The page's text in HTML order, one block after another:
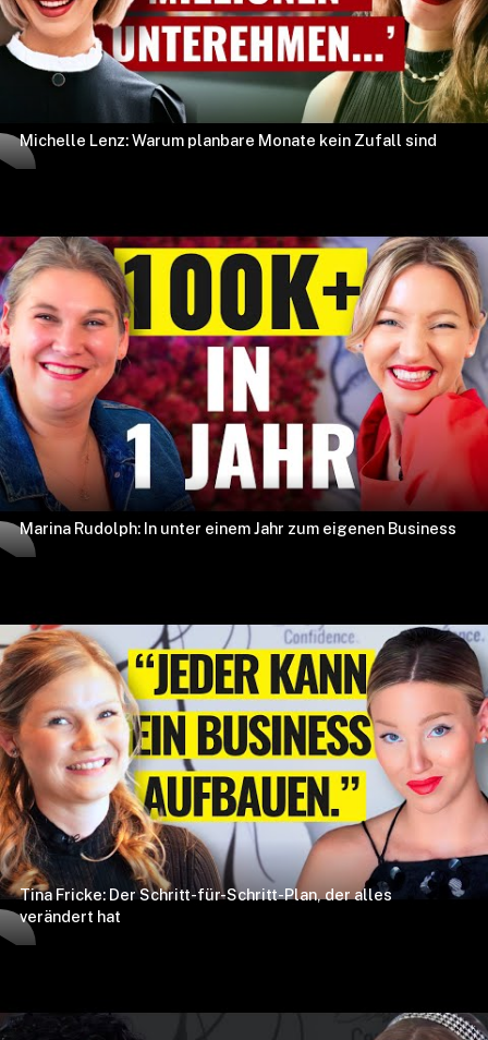
Michelle Lenz: Warum planbare Monate kein Zufall sind
Marina Rudolph: In unter einem Jahr zum eigenen Business
Tina Fricke: Der Schritt-für-Schritt-Plan, der alles
verändert hat